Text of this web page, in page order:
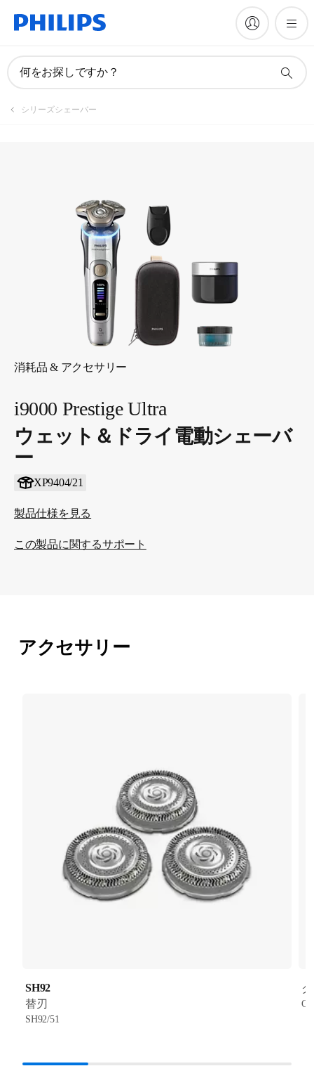
何をお探しですか？
シリーズシェーバー
消耗品 & アクセサリー
i9000 Prestige Ultra
ウェット＆ドライ電動シェーバ
ー
XP9404/21
製品仕様を見る
この製品に関するサポート
アクセサリー
SH92
替刃
SH92/51